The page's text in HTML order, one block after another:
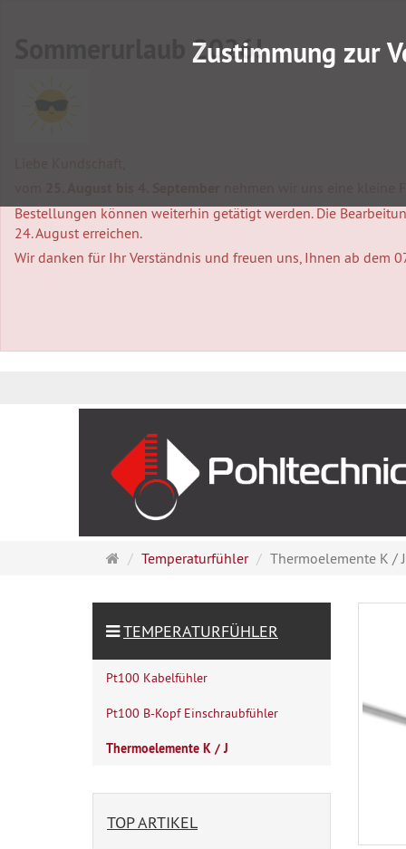
Sommerurlaub 2026!
nehmen wir uns eine kleine
Bestellungen können weiterhin getätigt werden. Die
24. August erreichen.
Wir danken für Ihr Verständnis und freuen uns, Ihnen ab dem
Startseite
Temperaturfühler Thermoelemente K / J
TEMPERATURFÜHLER
Pt100 Kabelfühler
Pt100 B-Kopf Einschraubfühler
Thermoelemente K / J
TOP ARTIKEL
Zustimmung zur